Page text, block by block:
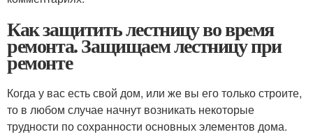
Как защитить лестницу во время
ремонта. Защищаем лестницу при
ремонте
Когда у вас есть свой дом, или же вы его только строите,
то в любом случае начнут возникать некоторые
трудности по сохранности основных элементов дома.